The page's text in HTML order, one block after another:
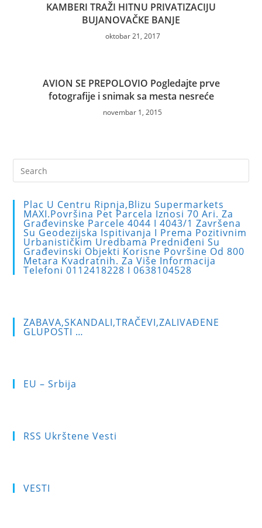
KAMBERI TRAŽI HITNU PRIVATIZACIJU
BUJANOVAČKE BANJE
oktobar 21, 2017
AVION SE PREPOLOVIO Pogledajte prve
fotografije i snimak sa mesta nesreće
novembar 1, 2015
Plac U Centru Ripnja,blizu Supermarkets
MAXI.Površina Pet Parcela Iznosi 70 Ari. Za
Građevinske Parcele 4044 I 4043/1 Završena
Su Geodezijska Ispitivanja I Prema Pozitivnim
Urbanističkim Uredbama Predniđeni Su
Građevinski Objekti Korisne Površine Od 800
Metara Kvadratnih. Za Više Informacija
Telefoni 0112418228 I 0638104528
ZABAVA,SKANDALI,TRAČEVI,ZALIVAĐENE
GLUPOSTI …
EU – Srbija
RSS Ukrštene Vesti
VESTI